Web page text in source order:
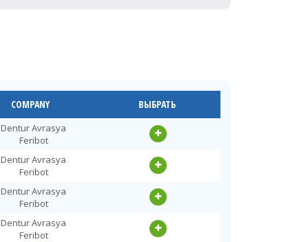
COMPANY ВЫБРАТЬ
Dentur Avrasya
Feribot
Dentur Avrasya
Feribot
Dentur Avrasya
Feribot
Dentur Avrasya
Feribot